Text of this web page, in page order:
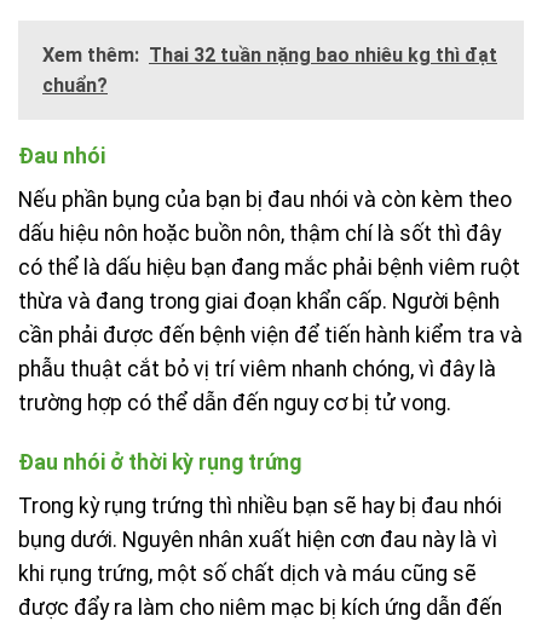
Xem thêm: Thai 32 tuần nặng bao nhiêu kg thì đạt
chuẩn?
Đau nhói
Nếu phần bụng của bạn bị đau nhói và còn kèm theo
dấu hiệu nôn hoặc buồn nôn, thậm chí là sốt thì đây
có thể là dấu hiệu bạn đang mắc phải bệnh viêm ruột
thừa và đang trong giai đoạn khẩn cấp. Người bệnh
cần phải được đến bệnh viện để tiến hành kiểm tra và
phẫu thuật cắt bỏ vị trí viêm nhanh chóng, vì đây là
trường hợp có thể dẫn đến nguy cơ bị tử vong.
Đau nhói ở thời kỳ rụng trứng
Trong kỳ rụng trứng thì nhiều bạn sẽ hay bị đau nhói
bụng dưới. Nguyên nhân xuất hiện cơn đau này là vì
khi rụng trứng, một số chất dịch và máu cũng sẽ
được đẩy ra làm cho niêm mạc bị kích ứng dẫn đến